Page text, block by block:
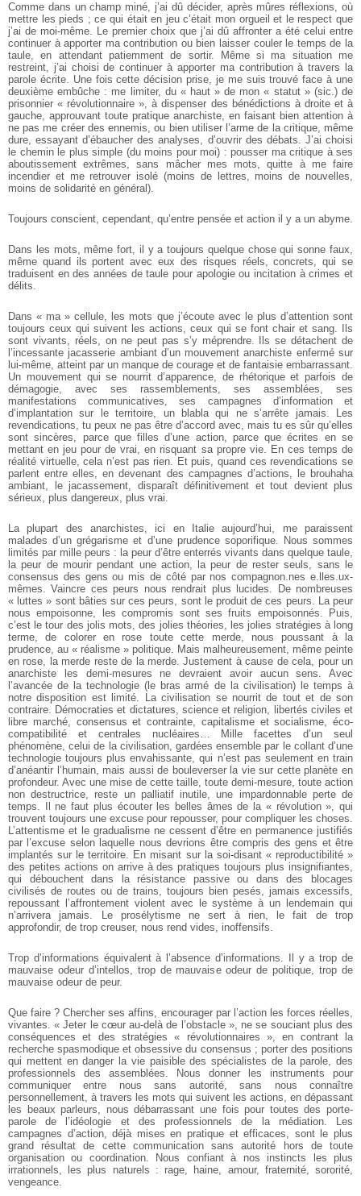
Comme dans un champ miné, j’ai dû décider, après mûres réflexions, où
mettre les pieds ; ce qui était en jeu c’était mon orgueil et le respect que
j’ai de moi-même. Le premier choix que j’ai dû affronter a été celui entre
continuer à apporter ma contribution ou bien laisser couler le temps de la
taule, en attendant patiemment de sortir. Même si ma situation me
restreint, j’ai choisi de continuer à apporter ma contribution à travers la
parole écrite. Une fois cette décision prise, je me suis trouvé face à une
deuxième embûche : me limiter, du « haut » de mon « statut » (sic.) de
prisonnier « révolutionnaire », à dispenser des bénédictions à droite et à
gauche, approuvant toute pratique anarchiste, en faisant bien attention à
ne pas me créer des ennemis, ou bien utiliser l’arme de la critique, même
dure, essayant d’ébaucher des analyses, d’ouvrir des débats. J’ai choisi
le chemin le plus simple (du moins pour moi) : pousser ma critique à ses
aboutissement extrêmes, sans mâcher mes mots, quitte à me faire
incendier et me retrouver isolé (moins de lettres, moins de nouvelles,
moins de solidarité en général).
Toujours conscient, cependant, qu’entre pensée et action il y a un abyme.
Dans les mots, même fort, il y a toujours quelque chose qui sonne faux,
même quand ils portent avec eux des risques réels, concrets, qui se
traduisent en des années de taule pour apologie ou incitation à crimes et
délits.
Dans « ma » cellule, les mots que j’écoute avec le plus d’attention sont
toujours ceux qui suivent les actions, ceux qui se font chair et sang. Ils
sont vivants, réels, on ne peut pas s’y méprendre. Ils se détachent de
l’incessante jacasserie ambiant d’un mouvement anarchiste enfermé sur
lui-même, atteint par un manque de courage et de fantaisie embarrassant.
Un mouvement qui se nourrit d’apparence, de rhétorique et parfois de
démagogie, avec ses rassemblements, ses assemblées, ses
manifestations communicatives, ses campagnes d’information et
d’implantation sur le territoire, un blabla qui ne s’arrête jamais. Les
revendications, tu peux ne pas être d’accord avec, mais tu es sûr qu’elles
sont sincères, parce que filles d’une action, parce que écrites en se
mettant en jeu pour de vrai, en risquant sa propre vie. En ces temps de
réalité virtuelle, cela n’est pas rien. Et puis, quand ces revendications se
parlent entre elles, en devenant des campagnes d’actions, le brouhaha
ambiant, le jacassement, disparaît définitivement et tout devient plus
sérieux, plus dangereux, plus vrai.
La plupart des anarchistes, ici en Italie aujourd’hui, me paraissent
malades d’un grégarisme et d’une prudence soporifique. Nous sommes
limités par mille peurs : la peur d’être enterrés vivants dans quelque taule,
la peur de mourir pendant une action, la peur de rester seuls, sans le
consensus des gens ou mis de côté par nos compagnon.nes e.lles.ux-
mêmes. Vaincre ces peurs nous rendrait plus lucides. De nombreuses
« luttes » sont bâties sur ces peurs, sont le produit de ces peurs. La peur
nous empoisonne, les compromis sont ses fruits empoisonnés. Puis,
c’est le tour des jolis mots, des jolies théories, les jolies stratégies à long
terme, de colorer en rose toute cette merde, nous poussant à la
prudence, au « réalisme » politique. Mais malheureusement, même peinte
en rose, la merde reste de la merde. Justement à cause de cela, pour un
anarchiste les demi-mesures ne devraient avoir aucun sens. Avec
l’avancée de la technologie (le bras armé de la civilisation) le temps à
notre disposition est limité. La civilisation se nourrit de tout et de son
contraire. Démocraties et dictatures, science et religion, libertés civiles et
libre marché, consensus et contrainte, capitalisme et socialisme, éco-
compatibilité et centrales nucléaires… Mille facettes d’un seul
phénomène, celui de la civilisation, gardées ensemble par le collant d’une
technologie toujours plus envahissante, qui n’est pas seulement en train
d’anéantir l’humain, mais aussi de bouleverser la vie sur cette planète en
profondeur. Avec une mise de cette taille, toute demi-mesure, toute action
non destructrice, reste un palliatif inutile, une impardonnable perte de
temps. Il ne faut plus écouter les belles âmes de la « révolution », qui
trouvent toujours une excuse pour repousser, pour compliquer les choses.
L’attentisme et le gradualisme ne cessent d’être en permanence justifiés
par l’excuse selon laquelle nous devrions être compris des gens et être
implantés sur le territoire. En misant sur la soi-disant « reproductibilité »
des petites actions on arrive à des pratiques toujours plus insignifiantes,
qui débouchent dans la résistance passive ou dans des blocages
civilisés de routes ou de trains, toujours bien pesés, jamais excessifs,
repoussant l’affrontement violent avec le système à un lendemain qui
n’arrivera jamais. Le prosélytisme ne sert à rien, le fait de trop
approfondir, de trop creuser, nous rend vides, inoffensifs.
Trop d’informations équivalent à l’absence d’informations. Il y a trop de
mauvaise odeur d’intellos, trop de mauvaise odeur de politique, trop de
mauvaise odeur de peur.
Que faire ? Chercher ses affins, encourager par l’action les forces réelles,
vivantes. « Jeter le cœur au-delà de l’obstacle », ne se souciant plus des
conséquences et des stratégies « révolutionnaires », en contrant la
recherche spasmodique et obsessive du consensus ; porter des positions
qui mettent en danger la vie paisible des spécialistes de la parole, des
professionnels des assemblées. Nous donner les instruments pour
communiquer entre nous sans autorité, sans nous connaître
personnellement, à travers les mots qui suivent les actions, en dépassant
les beaux parleurs, nous débarrassant une fois pour toutes des porte-
parole de l’idéologie et des professionnels de la médiation. Les
campagnes d’action, déjà mises en pratique et efficaces, sont le plus
grand résultat de cette communication sans autorité hors de toute
organisation ou coordination. Nous confiant à nos instincts les plus
irrationnels, les plus naturels : rage, haine, amour, fraternité, sororité,
vengeance.